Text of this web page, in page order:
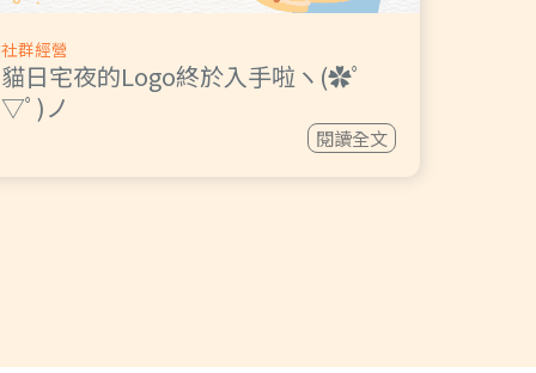
社群經營
貓日宅夜的Logo終於入手啦ヽ(✿ﾟ
▽ﾟ)ノ
閱讀全文